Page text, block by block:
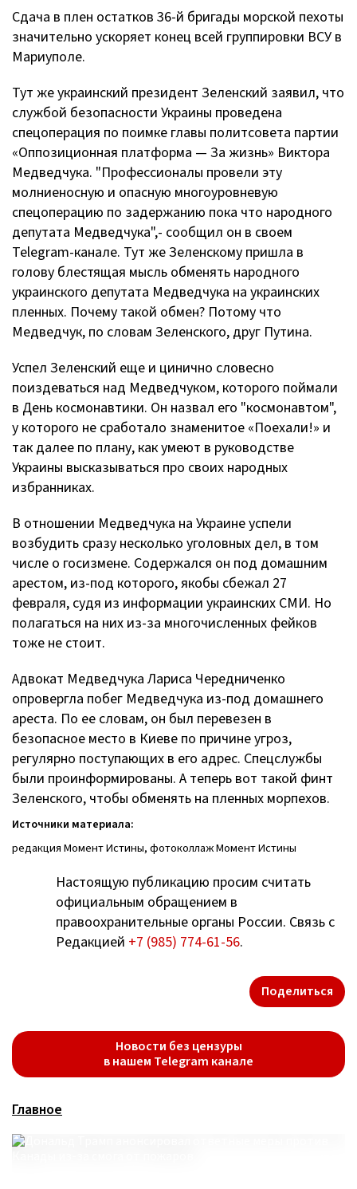
Сдача в плен остатков 36-й бригады морской пехоты
значительно ускоряет конец всей группировки ВСУ в
Мариуполе.
Тут же украинский президент Зеленский заявил, что
службой безопасности Украины проведена
спецоперация по поимке главы политсовета партии
«Оппозиционная платформа — За жизнь» Виктора
Медведчука. "Профессионалы провели эту
молниеносную и опасную многоуровневую
спецоперацию по задержанию пока что народного
депутата Медведчука",- сообщил он в своем
Telegram-канале. Тут же Зеленскому пришла в
голову блестящая мысль обменять народного
украинского депутата Медведчука на украинских
пленных. Почему такой обмен? Потому что
Медведчук, по словам Зеленского, друг Путина.
Успел Зеленский еще и цинично словесно
поиздеваться над Медведчуком, которого поймали
в День космонавтики. Он назвал его "космонавтом",
у которого не сработало знаменитое «Поехали!» и
так далее по плану, как умеют в руководстве
Украины высказываться про своих народных
избранниках.
В отношении Медведчука на Украине успели
возбудить сразу несколько уголовных дел, в том
числе о госизмене. Содержался он под домашним
арестом, из-под которого, якобы сбежал 27
февраля, судя из информации украинских СМИ. Но
полагаться на них из-за многочисленных фейков
тоже не стоит.
Адвокат Медведчука Лариса Чередниченко
опровергла побег Медведчука из-под домашнего
ареста. По ее словам, он был перевезен в
безопасное место в Киеве по причине угроз,
регулярно поступающих в его адрес. Спецслужбы
были проинформированы. А теперь вот такой финт
Зеленского, чтобы обменять на пленных морпехов.
Источники материала:
редакция Момент Истины, фотоколлаж Момент Истины
Настоящую публикацию просим считать
официальным обращением в
правоохранительные органы России. Связь с
Редакцией +7 (985) 774-61-56.
Поделиться
Новости без цензуры
в нашем Telegram канале
Главное